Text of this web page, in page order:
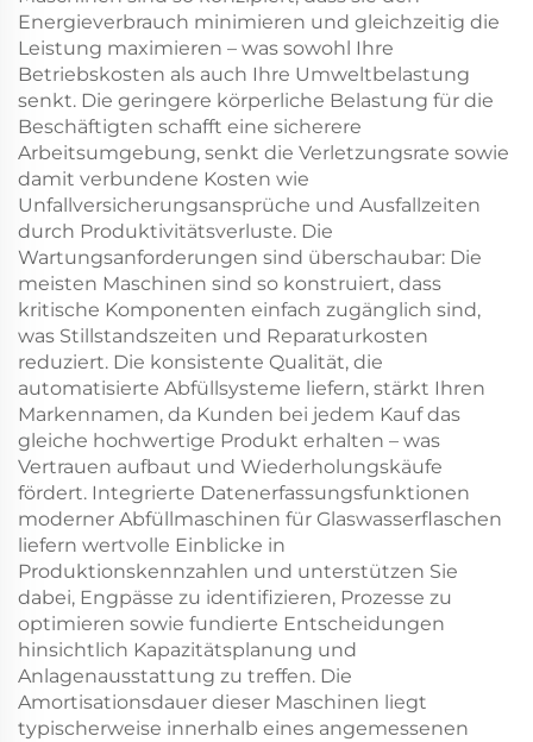
Energieverbrauch minimieren und gleichzeitig die
Leistung maximieren – was sowohl Ihre
Betriebskosten als auch Ihre Umweltbelastung
senkt. Die geringere körperliche Belastung für die
Beschäftigten schafft eine sicherere
Arbeitsumgebung, senkt die Verletzungsrate sowie
damit verbundene Kosten wie
Unfallversicherungsansprüche und Ausfallzeiten
durch Produktivitätsverluste. Die
Wartungsanforderungen sind überschaubar: Die
meisten Maschinen sind so konstruiert, dass
kritische Komponenten einfach zugänglich sind,
was Stillstandszeiten und Reparaturkosten
reduziert. Die konsistente Qualität, die
automatisierte Abfüllsysteme liefern, stärkt Ihren
Markennamen, da Kunden bei jedem Kauf das
gleiche hochwertige Produkt erhalten – was
Vertrauen aufbaut und Wiederholungskäufe
fördert. Integrierte Datenerfassungsfunktionen
moderner Abfüllmaschinen für Glaswasserflaschen
liefern wertvolle Einblicke in
Produktionskennzahlen und unterstützen Sie
dabei, Engpässe zu identifizieren, Prozesse zu
optimieren sowie fundierte Entscheidungen
hinsichtlich Kapazitätsplanung und
Anlagenausstattung zu treffen. Die
Amortisationsdauer dieser Maschinen liegt
typischerweise innerhalb eines angemessenen